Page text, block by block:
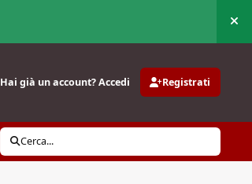
Hai già un account? Accedi Registrati
Cerca...